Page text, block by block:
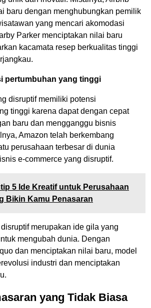
baru dengan menghubungkan pemilik
yang mencari akomodasi
Parker menciptakan nilai baru
kacamata resep berkualitas tinggi
pertumbuhan yang tinggi
disruptif memiliki potensi
tinggi karena dapat dengan cepat
baru dan mengganggu bisnis
Amazon telah berkembang
perusahaan terbesar di dunia
e-commerce yang disruptif.
5 Ide Kreatif untuk Perusahaan
Bikin Kamu Penasaran
merupakan ide gila yang
mengubah dunia. Dengan
dan menciptakan nilai baru, model
industri dan menciptakan
yang Tidak Biasa